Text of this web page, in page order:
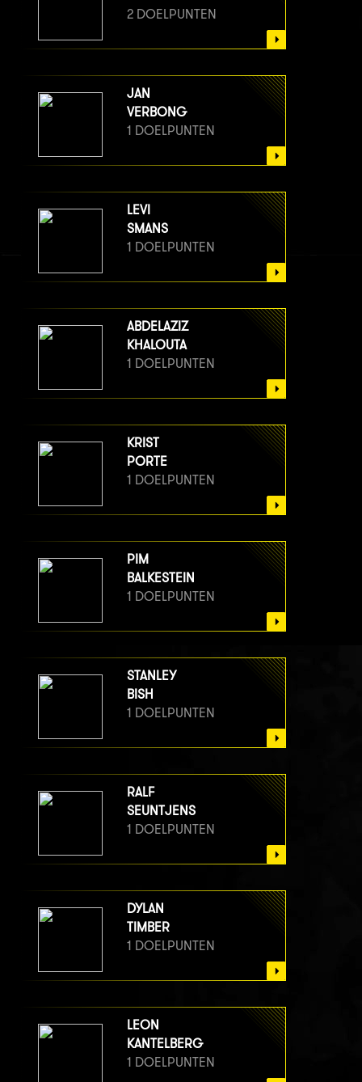
2 DOELPUNTEN
JAN
VERBONG
1 DOELPUNTEN
LEVI
SMANS
1 DOELPUNTEN
ABDELAZIZ
KHALOUTA
1 DOELPUNTEN
KRIST
PORTE
1 DOELPUNTEN
PIM
BALKESTEIN
1 DOELPUNTEN
STANLEY
BISH
1 DOELPUNTEN
RALF
SEUNTJENS
1 DOELPUNTEN
DYLAN
TIMBER
1 DOELPUNTEN
LEON
KANTELBERG
1 DOELPUNTEN